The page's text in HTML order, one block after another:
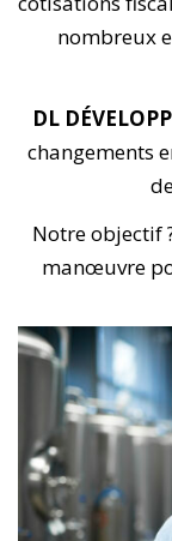
nombreux
DL
changements
Notre objectif
manœuvre